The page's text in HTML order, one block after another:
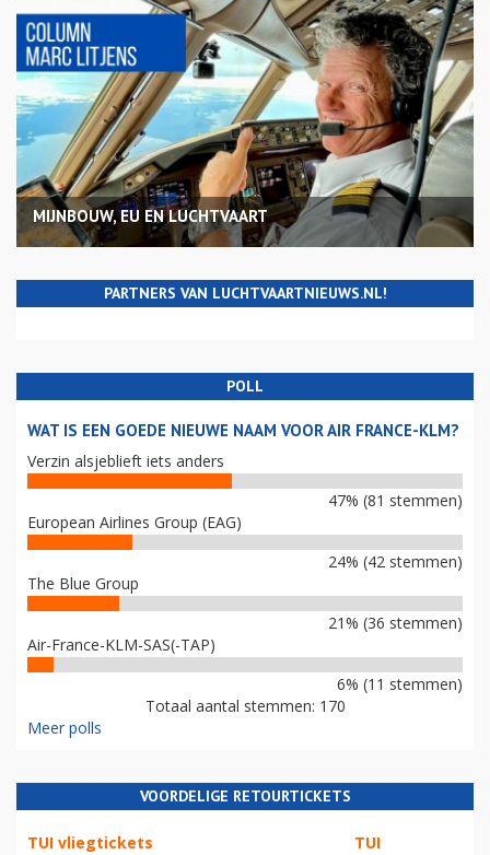
MIJNBOUW, EU EN LUCHTVAART
PARTNERS VAN LUCHTVAARTNIEUWS.NL!
POLL
WAT IS EEN GOEDE NIEUWE NAAM VOOR AIR FRANCE-KLM?
Verzin alsjeblieft iets anders
47% (81 stemmen)
European Airlines Group (EAG)
24% (42 stemmen)
The Blue Group
21% (36 stemmen)
Air-France-KLM-SAS(-TAP)
6% (11 stemmen)
Totaal aantal stemmen: 170
Meer polls
VOORDELIGE RETOURTICKETS
TUI vliegtickets TUI